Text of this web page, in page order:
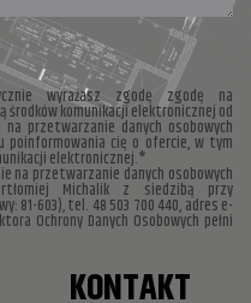
wyrażasz zgodę zgodę na
środków komunikacji elektronicznej od
przetwarzanie danych osobowych
poinformowania cię o ofercie, w tym
elektronicznej.*
na przetwarzanie danych osobowych
Michalik z siedzibą przy
81-603), tel. 48 503 700 440, adres e-
Ochrony Danych Osobowych pełni
KONTAKT